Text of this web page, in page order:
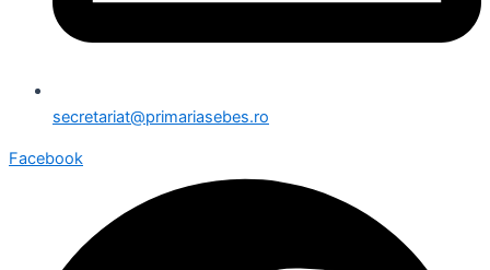
secretariat@primariasebes.ro
Facebook